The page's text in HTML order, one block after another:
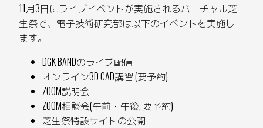
11月3日にライブイベントが実施されるバーチャル芝
生祭で、電子技術研究部は以下のイベントを実施し
ます。
DGK BANDのライブ配信
オンライン3D CAD講習 (要予約)
ZOOM説明会
ZOOM相談会(午前・午後, 要予約)
芝生祭特設サイトの公開